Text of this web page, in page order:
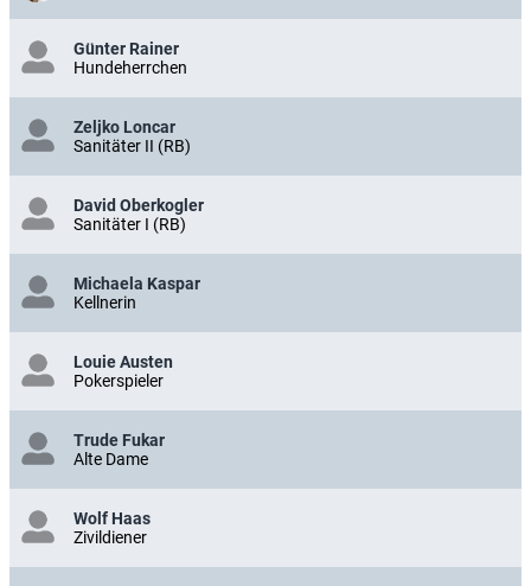
Günter Rainer
Hundeherrchen
Zeljko Loncar
Sanitäter II (RB)
David Oberkogler
Sanitäter I (RB)
Michaela Kaspar
Kellnerin
Louie Austen
Pokerspieler
Trude Fukar
Alte Dame
Wolf Haas
Zivildiener